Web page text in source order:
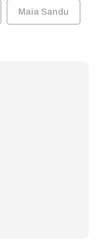
Maia Sandu